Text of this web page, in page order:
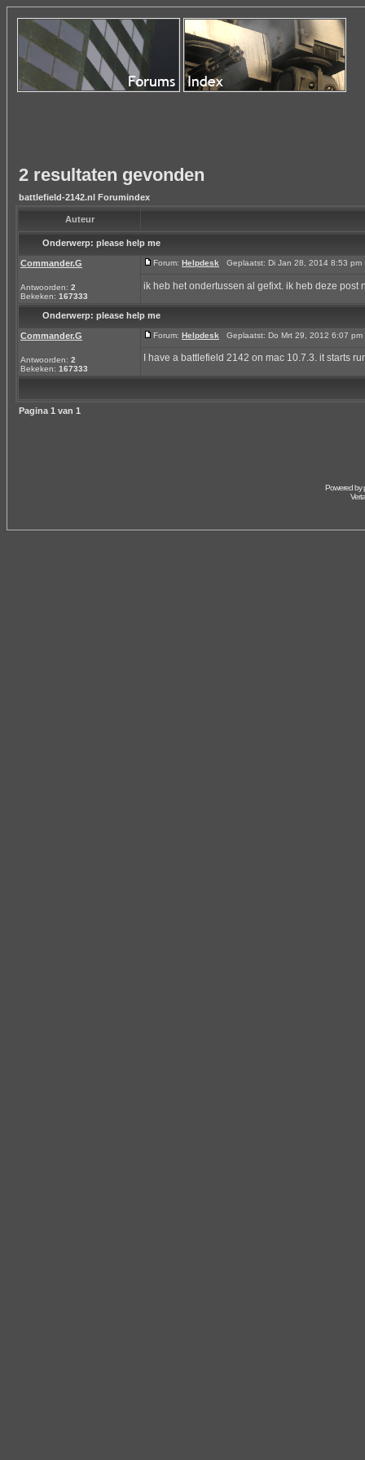
2 resultaten gevonden
battlefield-2142.nl Forumindex
Auteur
Onderwerp: please help me
Commander.G
Antwoorden: 2
Bekeken: 167333
Forum: Helpdesk Geplaatst: Di Jan 28, 2014 8:53
ik heb het ondertussen al gefixt. ik heb deze
Onderwerp: please help me
Commander.G
Antwoorden: 2
Bekeken: 167333
Forum: Helpdesk Geplaatst: Do Mrt 29, 2012 6:07
I have a battlefield 2142 on mac 10.7.3. it starts
Pagina 1 van 1
Powered by